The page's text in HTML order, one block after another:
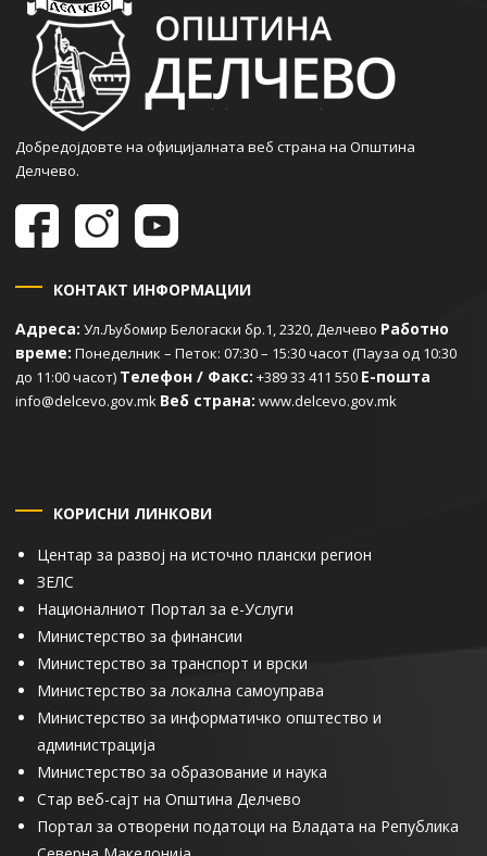
Добредојдовте на официјалната веб страна на Општина
Делчево.
КОНТАКТ ИНФОРМАЦИИ
Адреса: Ул.Љубомир Белогаски бр.1, 2320, Делчево Работно
време: Понеделник – Петок: 07:30 – 15:30 часот (Пауза од 10:30
до 11:00 часот) Телефон / Факс: +389 33 411 550 Е-пошта
info@delcevo.gov.mk Веб страна: www.delcevo.gov.mk
КОРИСНИ ЛИНКОВИ
Центар за развој на источно плански регион
ЗЕЛС
Националниот Портал за е-Услуги
Министерство за финансии
Министерство за транспорт и врски
Министерство за локална самоуправа
Министерство за информатичко општество и
администрација
Министерство за образование и наука
Стар веб-сајт на Општина Делчево
Портал за отворени податоци на Владата на Република